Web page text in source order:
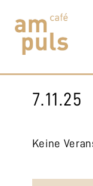
Cafe am Puls
Der beste
7.11.25
Keine